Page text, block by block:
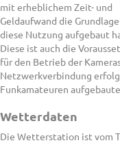
mit erheblichem Zeit- und
Geldaufwand die
diese Nutzung aufgebaut
Diese ist auch die
für den Betrieb der
Netzwerkverbindung
Funkamateuren
Wetterdaten
Die Wetterstation ist vom